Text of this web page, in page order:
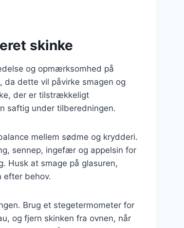
skinke
og opmærksomhed på
dette vil påvirke smagen og
der er tilstrækkeligt
saftig under tilberedningen.
mellem sødme og krydderi.
sennep, ingefær og appelsin for
Husk at smage på glasuren,
efter behov.
Brug et stegetermometer for
og fjern skinken fra ovnen, når